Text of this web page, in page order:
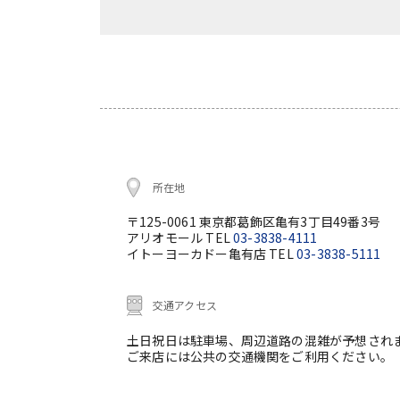
所在地
〒125-0061 東京都葛飾区亀有3丁目49番3号
アリオモール TEL03-3838-4111
イトーヨーカドー亀有店 TEL03-3838-5111
交通アクセス
土日祝日は駐車場、周辺道路の混雑が予想され
ご来店には公共の交通機関をご利用ください。